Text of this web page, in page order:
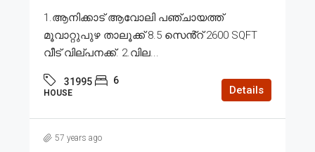
1.ആനിക്കാട് ആവോലി പഞ്ചായത്ത്
മൂവാറ്റുപുഴ താലൂക്ക് 8.5 സെൻ്റ് 2600 SQFT
വീട് വില്പനക്ക്. 2.വില...
31995 6
HOUSE Details
57 years ago